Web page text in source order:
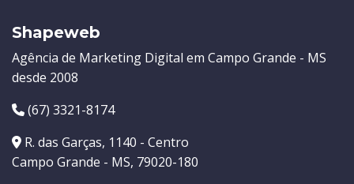
Shapeweb
Agência de Marketing Digital em Campo Grande - MS
desde 2008
(67) 3321-8174
R. das Garças, 1140 - Centro
Campo Grande - MS, 79020-180